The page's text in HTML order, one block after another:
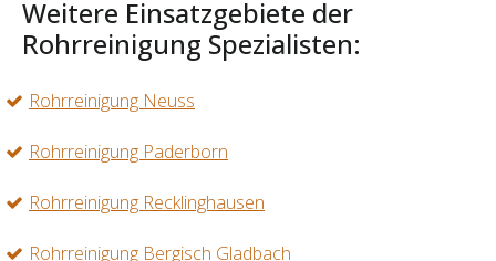
Weitere Einsatzgebiete der
Rohrreinigung Spezialisten:
Rohrreinigung Neuss
Rohrreinigung Paderborn
Rohrreinigung Recklinghausen
Rohrreinigung Bergisch Gladbach